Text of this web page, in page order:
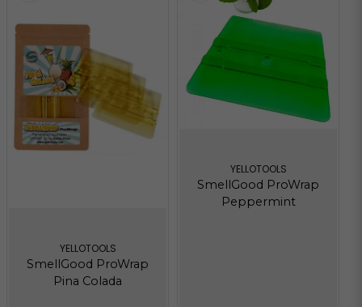
YELLOTOOLS
SmellGood ProWrap
Pina Colada
YELLOTOOLS
SmellGood ProWrap
Peppermint